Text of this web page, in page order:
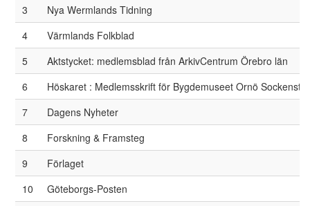
33
Social Psychology of Education
34
The Sixteenth Century Journal
35
Traffic Injury Prevention
37
Historisk Tidskrift
38
Injury Prevention
39
Scandinavian Journal of History
41
Fire technology
44
Sjuttonhundratal
3
Nya Wermlands Tidning
4
Värmlands Folkblad
5
Aktstycket: medlemsblad från ArkivCentrum Örebro län
6
Höskaret : Medlemsskrift för Bygdemuseet Ornö
7
Dagens Nyheter
8
Forskning & Framsteg
9
Förlaget
10
Göteborgs-Posten